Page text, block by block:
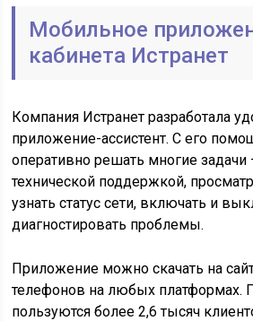
Мобильное
кабинета Истранет
Компания Истранет разработала
приложение-ассистент. С его
оперативно решать многие задачи
технической поддержкой,
узнать статус сети, включать и
диагностировать проблемы.
Приложение можно скачать на
телефонов на любых
пользуются более 2,6 тысяч